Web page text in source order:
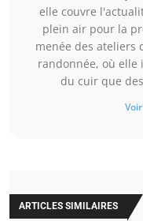
elle couvre
plein air pour la
menée des ateliers
randonnée, où elle
du cuir que
ARTICLES SIMILAIRES